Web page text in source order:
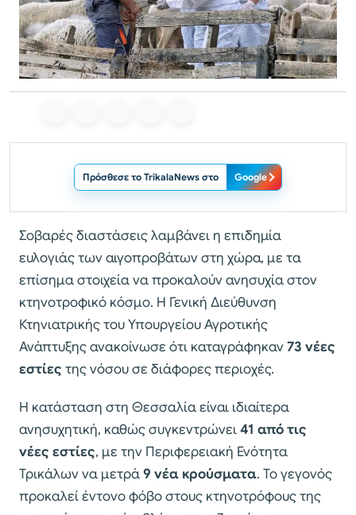
Πρόσθεσε το TrikalaNews στο Google
Σοβαρές διαστάσεις λαμβάνει η επιδημία
ευλογιάς των αιγοπροβάτων στη χώρα, με τα
επίσημα στοιχεία να προκαλούν ανησυχία στον
κτηνοτροφικό κόσμο. Η Γενική Διεύθυνση
Κτηνιατρικής του Υπουργείου Αγροτικής
Ανάπτυξης ανακοίνωσε ότι καταγράφηκαν73 νέες
εστίες της νόσου σε διάφορες περιοχές.
Η κατάσταση στη Θεσσαλία είναι ιδιαίτερα
ανησυχητική, καθώς συγκεντρώνει41 από τις
νέες εστίες, με την Περιφερειακή Ενότητα
Τρικάλων να μετρά9 νέα κρούσματα. Το γεγονός
προκαλεί έντονο φόβο στους κτηνοτρόφους της